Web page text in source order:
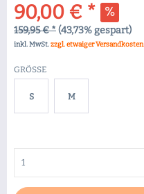
90,00 € *
159,95 € *(43,73% gespart)
inkl. MwSt.zzgl. etwaiger Versandkosten
GRÖSSE
S M